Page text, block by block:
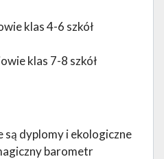
klas 4-6 szkół
klas 7-8 szkół
dyplomy i ekologiczne
barometr